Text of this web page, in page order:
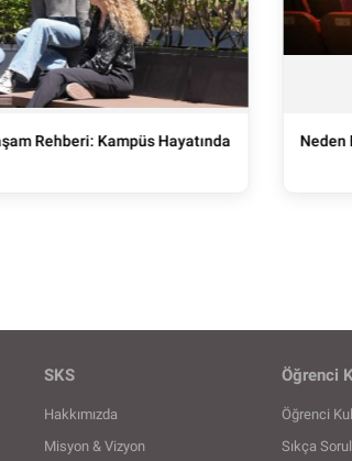
Rehberi: Kampüs Hayatında
Neden
SKS
Hakkımızda
Misyon & Vizyon
Öğrenci
Öğrenci
Sıkça